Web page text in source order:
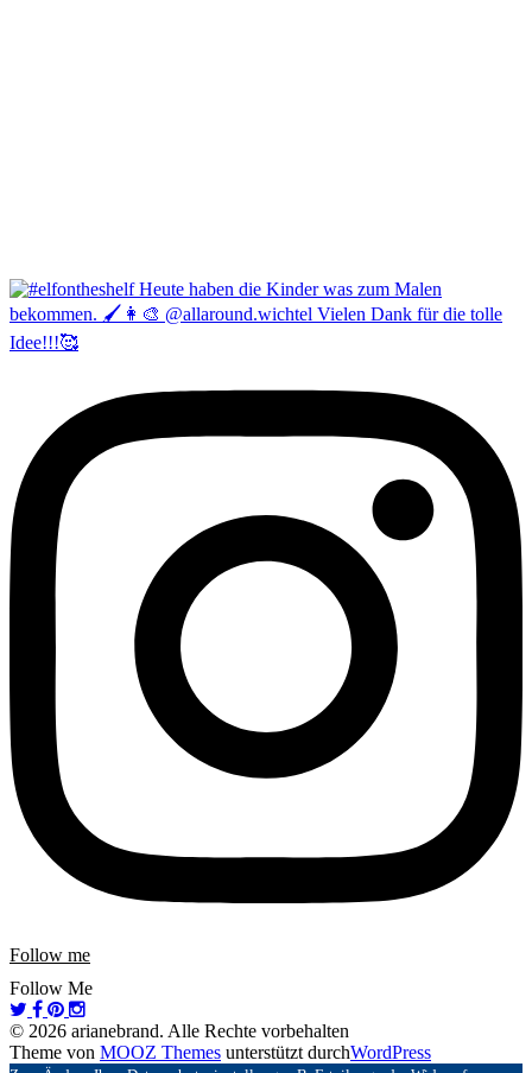
Follow me
Follow Me
© 2026 arianebrand. Alle Rechte vorbehalten
Theme von MOOZ Themes unterstützt durchWordPress